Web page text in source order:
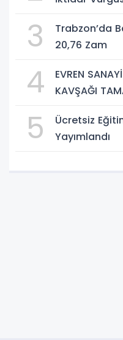
3
Trabzon’da
20,76 Zam
4
EVREN
KAVŞAĞI
5
Ücretsiz
Yayımlandı